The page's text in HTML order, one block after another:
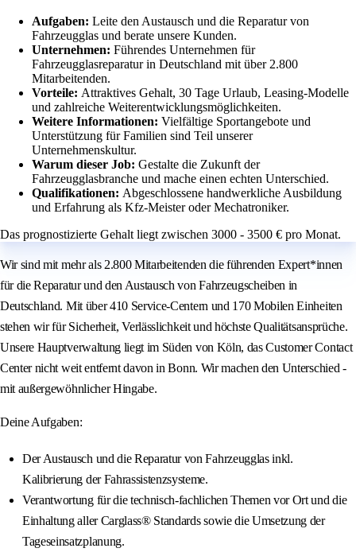
Aufgaben: Leite den Austausch und die Reparatur von
Fahrzeugglas und berate unsere Kunden.
Unternehmen: Führendes Unternehmen für
Fahrzeugglasreparatur in Deutschland mit über 2.800
Mitarbeitenden.
Vorteile: Attraktives Gehalt, 30 Tage Urlaub, Leasing-Modelle
und zahlreiche Weiterentwicklungsmöglichkeiten.
Weitere Informationen: Vielfältige Sportangebote und
Unterstützung für Familien sind Teil unserer
Unternehmenskultur.
Warum dieser Job: Gestalte die Zukunft der
Fahrzeugglasbranche und mache einen echten Unterschied.
Qualifikationen: Abgeschlossene handwerkliche Ausbildung
und Erfahrung als Kfz-Meister oder Mechatroniker.
Das prognostizierte Gehalt liegt zwischen 3000 - 3500 € pro Monat.
Wir sind mit mehr als 2.800 Mitarbeitenden die führenden Expert*innen
für die Reparatur und den Austausch von Fahrzeugscheiben in
Deutschland. Mit über 410 Service-Centern und 170 Mobilen Einheiten
stehen wir für Sicherheit, Verlässlichkeit und höchste Qualitätsansprüche.
Unsere Hauptverwaltung liegt im Süden von Köln, das Customer Contact
Center nicht weit entfernt davon in Bonn. Wir machen den Unterschied -
mit außergewöhnlicher Hingabe.
Deine Aufgaben:
Der Austausch und die Reparatur von Fahrzeugglas inkl.
Kalibrierung der Fahrassistenzsysteme.
Verantwortung für die technisch-fachlichen Themen vor Ort und die
Einhaltung aller Carglass® Standards sowie die Umsetzung der
Tageseinsatzplanung.